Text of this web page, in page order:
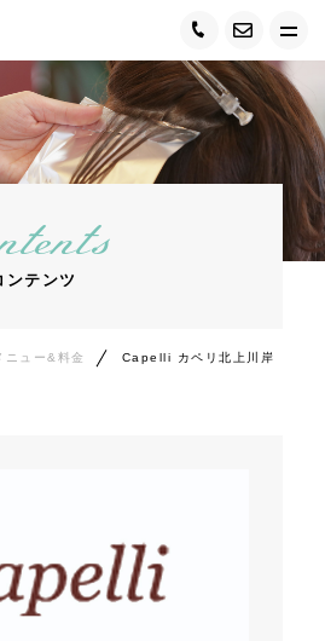
トップ
について
ーン情報&お知らせ
用の流れ＆保障
ニュー＆料金
ンテンツ
ニュー&料金 Capelli カペリ北上川岸